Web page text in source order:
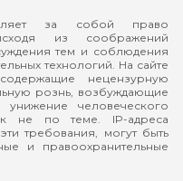
за собой право
из соображений
тем и соблюдения
технологий. На сайте
нецензурную
рознь, возбуждающие
человеческого
не по теме. IP-адреса
требования, могут быть
и правоохранительные